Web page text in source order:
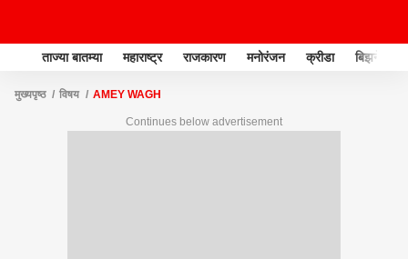
ताज्या बातम्या महाराष्ट्र राजकारण मनोरंजन क्रीडा बिझनेस
मुख्यपृष्ठ विषय AMEY WAGH
Continues below advertisement